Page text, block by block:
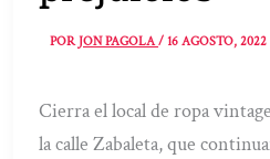
PORJON PAGOLA/16 AGOSTO, 2022
Cierra el local de ropa
la calle Zabaleta, que